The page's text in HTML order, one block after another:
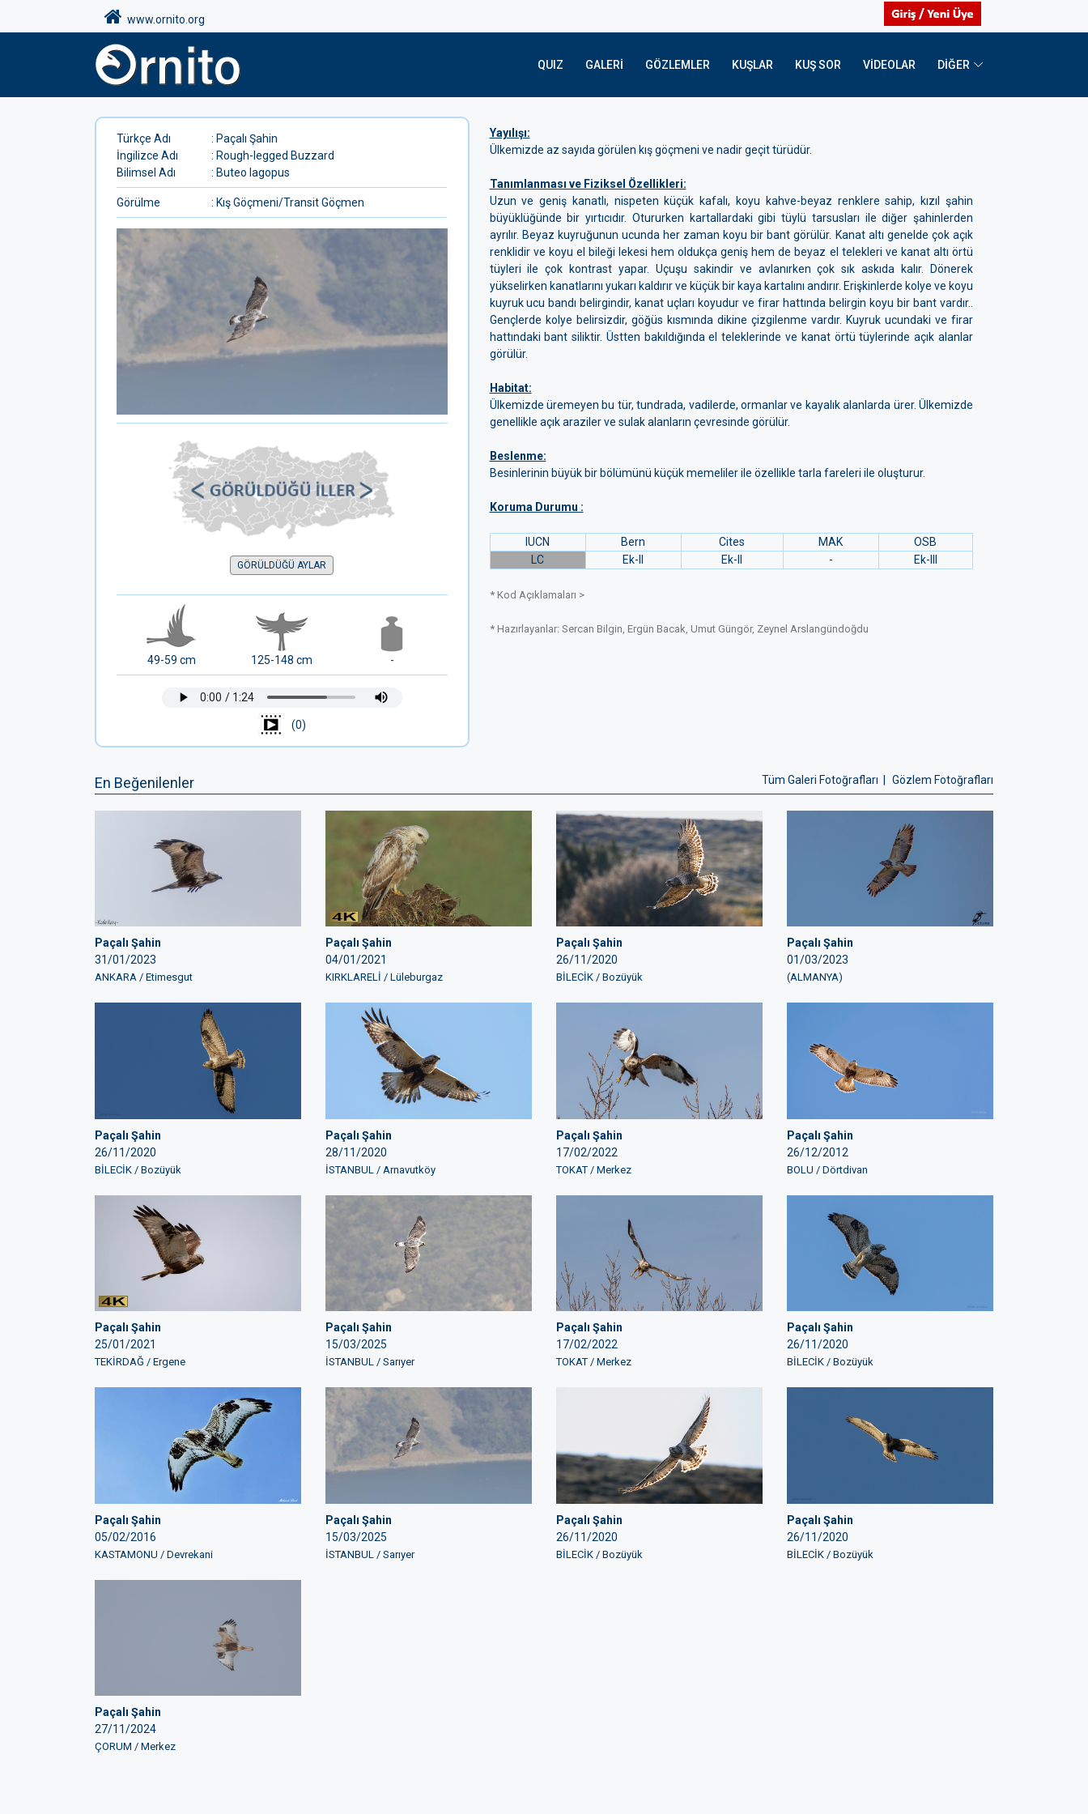
www.ornito.org
QUIZ GALERI GÖZLEMLER KUŞLAR KUŞ SOR VIDEOLAR DİĞER
Türkçe Adı
: Paçalı Şahin
İngilizce Adı
: Rough-legged Buzzard
Bilimsel Adı
: Buteo lagopus
Görülme : Kış Göçmeni/Transit Göçmen
GÖRÜLDÜĞÜ AYLAR
49-59 cm 125-148 cm -
(0)
Yayılışı:
Ülkemizde az sayıda görülen kış göçmeni ve nadir geçit türüdür.
Tanımlanması ve Fiziksel Özellikleri:
Uzun ve geniş kanatlı, nispeten küçük kafalı, koyu kahve-beyaz renklere sahip, kızıl şahin
büyüklüğünde bir yırtıcıdır. Otururken kartallardaki gibi tüylü tarsusları ile diğer şahinlerden
ayrılır. Beyaz kuyruğunun ucunda her zaman koyu bir bant görülür. Kanat altı genelde çok açık
renklidir ve koyu el bileği lekesi hem oldukça geniş hem de beyaz el telekleri ve kanat altı örtü
tüyleri ile çok kontrast yapar. Uçuşu sakindir ve avlanırken çok sık askıda kalır. Dönerek
yükselirken kanatlarını yukarı kaldırır ve küçük bir kaya kartalını andırır. Erişkinlerde kolye ve koyu
kuyruk ucu bandı belirgindir, kanat uçları koyudur ve firar hattında belirgin koyu bir bant vardır..
Gençlerde kolye belirsizdir, göğüs kısmında dikine çizgilenme vardır. Kuyruk ucundaki ve firar
hattındaki bant siliktir. Üstten bakıldığında el teleklerinde ve kanat örtü tüylerinde açık alanlar
görülür.
Habitat:
Ülkemizde üremeyen bu tür, tundrada, vadilerde, ormanlar ve kayalık alanlarda ürer. Ülkemizde
genellikle açık araziler ve sulak alanların çevresinde görülür.
Beslenme:
Besinlerinin büyük bir bölümünü küçük memeliler ile özellikle tarla fareleri ile oluşturur.
Koruma Durumu :
IUCN Bern Cites MAK
OSB
LC
Ek-II Ek-II - Ek-III
* Kod Açıklamaları >
* Hazırlayanlar: Sercan Bilgin, Ergün Bacak, Umut Güngör, Zeynel Arslangündoğdu
En Beğenilenler Gözlem Fotoğrafları
Tüm Galeri Fotoğrafları |
Paçalı Şahin
31/01/2023
ANKARA / Etimesgut
Paçalı Şahin
04/01/2021
KIRKLARELİ / Lüleburgaz
Paçalı Şahin
26/11/2020
BİLECİK / Bozüyük
Paçalı Şahin
01/03/2023
(ALMANYA)
Paçalı Şahin
26/11/2020
BİLECİK / Bozüyük
Paçalı Şahin
28/11/2020
İSTANBUL / Arnavutköy
Paçalı Şahin
17/02/2022
TOKAT / Merkez
Paçalı Şahin
26/12/2012
BOLU / Dörtdivan
Paçalı Şahin
25/01/2021
TEKİRDAĞ / Ergene
Paçalı Şahin
15/03/2025
İSTANBUL / Sarıyer
Paçalı Şahin
17/02/2022
TOKAT / Merkez
Paçalı Şahin
26/11/2020
BİLECİK / Bozüyük
Paçalı Şahin
05/02/2016
KASTAMONU / Devrekani
Paçalı Şahin
15/03/2025
İSTANBUL / Sarıyer
Paçalı Şahin
26/11/2020
BİLECİK / Bozüyük
Paçalı Şahin
26/11/2020
BİLECİK / Bozüyük
Paçalı Şahin
27/11/2024
ÇORUM / Merkez